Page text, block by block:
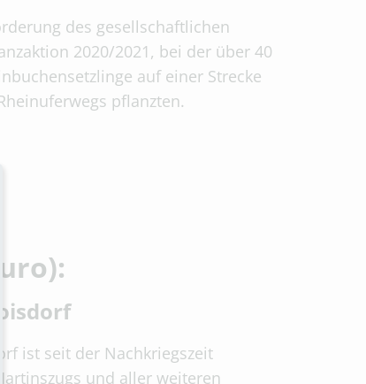
des gesellschaftlichen
2020/2021, bei der über 40
auf einer Strecke
pflanzten.
ist seit der Nachkriegszeit
und aller weiteren